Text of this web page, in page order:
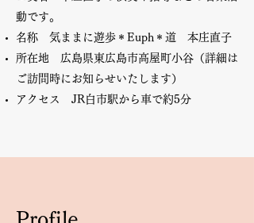
動です。
名称 気ままに遊歩＊Euph＊道 本庄直子
所在地 広島県東広島市高屋町小谷（詳細は
ご訪問時にお知らせいたします）
​アクセス JR白市駅から車で約5分